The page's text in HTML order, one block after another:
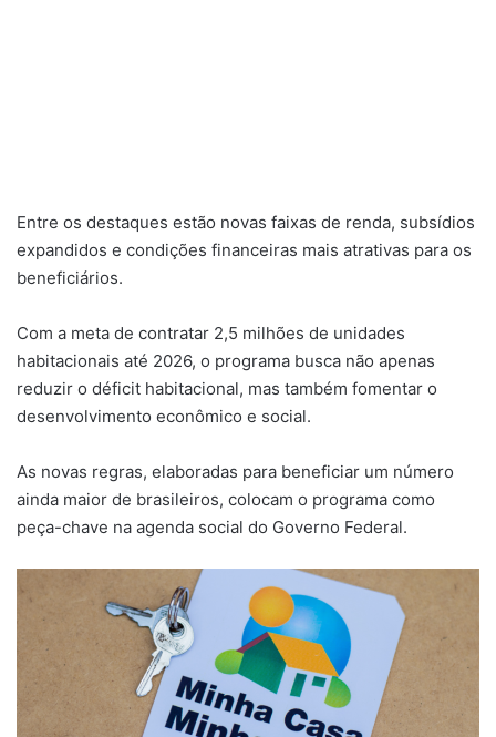
Entre os destaques estão novas faixas de renda, subsídios
expandidos e condições financeiras mais atrativas para os
beneficiários.
Com a meta de contratar 2,5 milhões de unidades
habitacionais até 2026, o programa busca não apenas
reduzir o déficit habitacional, mas também fomentar o
desenvolvimento econômico e social.
As novas regras, elaboradas para beneficiar um número
ainda maior de brasileiros, colocam o programa como
peça-chave na agenda social do Governo Federal.